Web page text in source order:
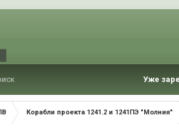
Уже
Корабли проекта 1241.2 и 1241ПЭ "Молния"